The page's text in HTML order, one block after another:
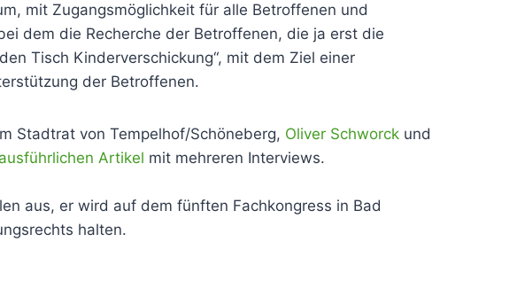
mit Zugangsmöglichkeit für alle Betroffenen und
dem die Recherche der Betroffenen, die ja erst die
Tisch Kinderverschickung“, mit dem Ziel einer
der Betroffenen.
Stadtrat von Tempelhof/Schöneberg, Oliver Schworck und
Artikel mit mehreren Interviews.
aus, er wird auf dem fünften Fachkongress in Bad
halten.